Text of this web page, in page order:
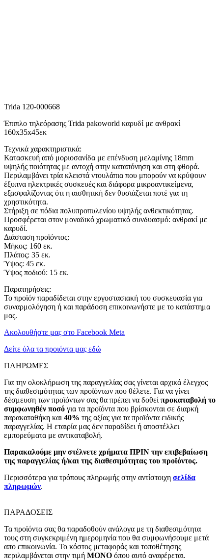
Trida 120-000668
Έπιπλο τηλεόρασης Trida pakoworld καρυδί με ανθρακί
160x35x45εκ
Τεχνικά χαρακτηριστικά:
Κατασκευή από μoριοσανίδα με επένδυση μελαμίνης 18mm
υψηλής ποιότητας με αντοχή στην καταπόνηση και στη φθορά.
Περιλαμβάνει τρία κλειστά ντουλάπια που μπορούν να κρύψουν
έξυπνα ηλεκτρικές συσκευές και διάφορα μικροαντικείμενα,
εξασφαλίζοντας ότι η αισθητική δεν θυσιάζεται ποτέ για τη
χρηστικότητα.
Στήριξη σε πόδια πολυπροπυλενίου υψηλής ανθεκτικότητας.
Προσφέρεται στον μοναδικό χρωματικό συνδυασμό: ανθρακί με
καρυδί.
Διάσταση προϊόντος:
Μήκος: 160 εκ.
Πλάτος: 35 εκ.
Ύψος: 45 εκ.
Ύψος ποδιού: 15 εκ.
Παρατηρήσεις:
Το προϊόν παραδίδεται στην εργοστασιακή του συσκευασία για
συναρμολόγηση ή και παράδοση επικοινωνήστε με το κατάστημα
μας.
Ακολουθήστε μας στο Facebook Meta
Δείτε όλα τα προιόντα μας εδώ
ΠΛΗΡΩΜΕΣ
Για την ολοκλήρωση της παραγγελίας σας γίνεται αρχικά έλεγχος
της διαθεσιμότητας των προϊόντων που θέλετε. Για να γίνει
δέσμευση των προϊόντων σας θα πρέπει να δοθεί προκαταβολή το
συμφωνηθέν ποσό για τα προϊόντα που βρίσκονται σε διαρκή
παρακαταθήκη και 40% της αξίας για τα προϊόντα ειδικής
παραγγελίας. Η εταιρία μας δεν παραδίδει ή αποστέλλει
εμπορεύματα με αντικαταβολή.
Παρακαλούμε μην στέλνετε χρήματα ΠΡΙΝ την επιβεβαίωση
της παραγγελίας ή/και της διαθεσιμότητας του προϊόντος.
Περισσότερα για τρόπους πληρωμής στην αντίστοιχη σελίδα
πληρωμών.
ΠΑΡΑΔΟΣΕΙΣ
Τα προϊόντα σας θα παραδοθούν ανάλογα με τη διαθεσιμότητα
τους στη συγκεκριμένη ημερομηνία που θα συμφωνήσουμε μετά
απο επικοινωνία. Το κόστος μεταφοράς και τοποθέτησης
περιλαμβάνεται στην τιμή MONO όπου αυτό αναφέρεται.